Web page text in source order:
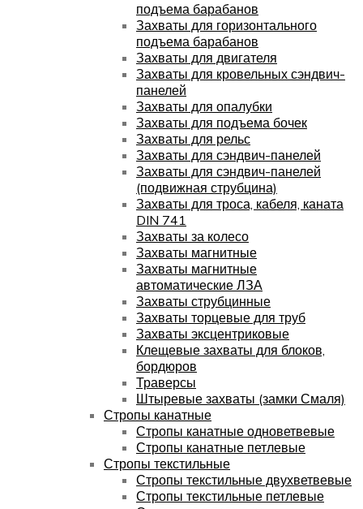
подъема барабанов
Захваты для горизонтального
подъема барабанов
Захваты для двигателя
Захваты для кровельных сэндвич-
панелей
Захваты для опалубки
Захваты для подъема бочек
Захваты для рельс
Захваты для сэндвич-панелей
Захваты для сэндвич-панелей
(подвижная струбцина)
Захваты для троса, кабеля, каната
DIN 741
Захваты за колесо
Захваты магнитные
Захваты магнитные
автоматические ЛЗА
Захваты струбцинные
Захваты торцевые для труб
Захваты эксцентриковые
Клещевые захваты для блоков,
бордюров
Траверсы
Штыревые захваты (замки Смаля)
Стропы канатные
Стропы канатные одноветвевые
Стропы канатные петлевые
Стропы текстильные
Стропы текстильные двухветвевые
Стропы текстильные петлевые